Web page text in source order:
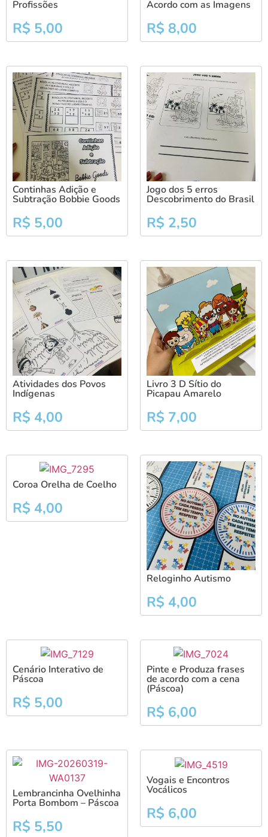
Profissões
R$ 5,00
Acordo com as Imagens
R$ 8,00
Continhas Adição e
Subtração Bobbie Goods
R$ 5,00
Jogo dos 5 erros
Descobrimento do Brasil
R$ 2,50
Atividades dos Povos
Indígenas
R$ 4,00
Livro 3 D Sítio do
Picapau Amarelo
R$ 7,00
Coroa Orelha de Coelho
R$ 4,00
Reloginho Autismo
R$ 4,00
Cenário Interativo de
Páscoa
R$ 5,00
Pinte e Produza frases
de acordo com a cena
(Páscoa)
R$ 6,00
Lembrancinha Ovelhinha
Porta Bombom – Páscoa
R$ 5,50
Vogais e Encontros
Vocálicos
R$ 6,00